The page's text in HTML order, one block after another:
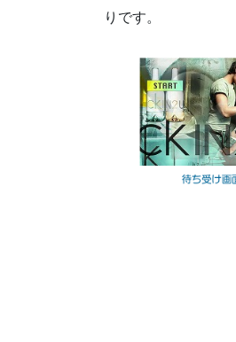
りです。